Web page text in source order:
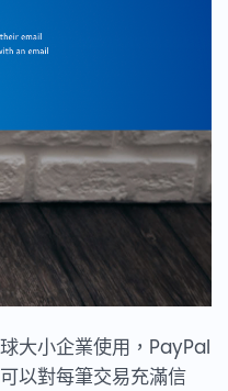
大小企業使用，PayPal
以對每筆交易充滿信